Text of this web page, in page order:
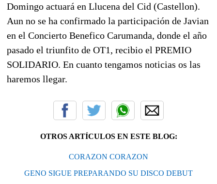
Domingo actuará en Llucena del Cid (Castellon).
Aun no se ha confirmado la participación de Javian
en el Concierto Benefico Carumanda, donde el año
pasado el triunfito de OT1, recibio el PREMIO
SOLIDARIO. En cuanto tengamos noticias os las
haremos llegar.
OTROS ARTÍCULOS EN ESTE BLOG:
CORAZON CORAZON
GENO SIGUE PREPARANDO SU DISCO DEBUT